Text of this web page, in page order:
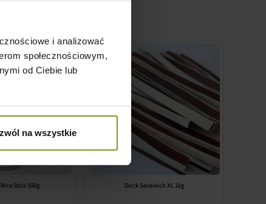
i analizować
społecznościowym,
od Ciebie lub
na wszystkie
Stick 500g Duck Sandwich XL 1kg